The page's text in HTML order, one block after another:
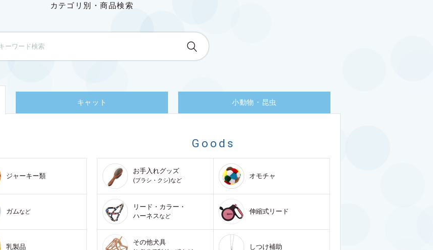
カテゴリ別・商品検索
キャット 小動物・昆虫
ジャーキー類
ガムなど
乳製品
Goods
お手入れグッズ
(ブラシ・クシ)など
オモチャ
リード・カラー・
ハーネスなど
伸縮式リード
その他犬具
しつけ補助